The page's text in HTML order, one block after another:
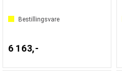
Bestillingsvare
6 163,-